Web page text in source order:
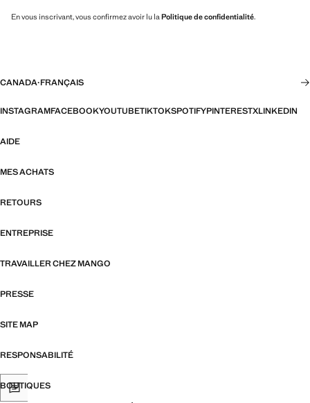
En vous inscrivant, vous confirmez avoir lu la Politique de confidentialité.
CANADA·FRANÇAIS
INSTAGRAMFACEBOOKYOUTUBETIKTOKSPOTIFYPINTERESTXLINKEDIN
AIDE
MES ACHATS
RETOURS
ENTREPRISE
TRAVAILLER CHEZ MANGO
PRESSE
SITE MAP
RESPONSABILITÉ
BOUTIQUES